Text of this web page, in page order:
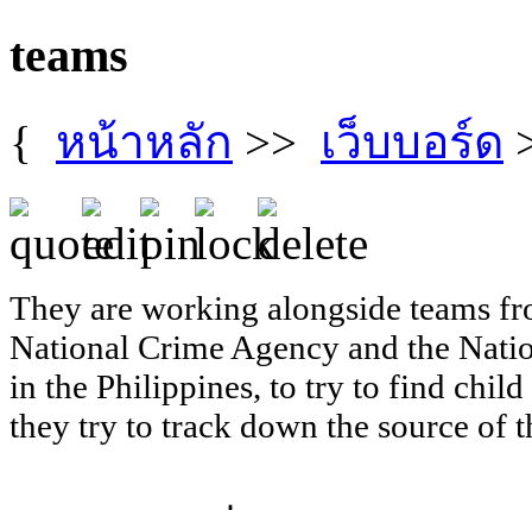
teams
{ หน้าหลัก >> เว็บบอร์ด
They are working alongside teams
National Crime Agency and the
in the Philippines, to try to find
they try to track down the source of